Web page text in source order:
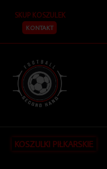
treści
SKUP KOSZULEK
KONTAKT
KOSZULKI PIŁKARSKIE